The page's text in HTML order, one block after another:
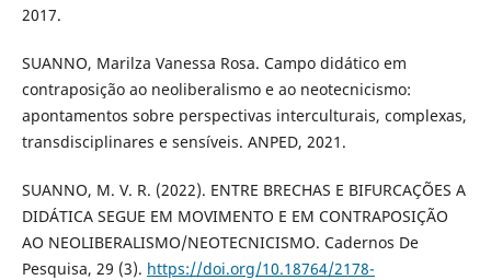
2017.
SUANNO, Marilza Vanessa Rosa. Campo didático em
contraposição ao neoliberalismo e ao neotecnicismo:
apontamentos sobre perspectivas interculturais, complexas,
transdisciplinares e sensíveis. ANPED, 2021.
SUANNO, M. V. R. (2022). ENTRE BRECHAS E BIFURCAÇÕES A
DIDÁTICA SEGUE EM MOVIMENTO E EM CONTRAPOSIÇÃO
AO NEOLIBERALISMO/NEOTECNICISMO. Cadernos De
Pesquisa, 29 (3). https://doi.org/10.18764/2178-